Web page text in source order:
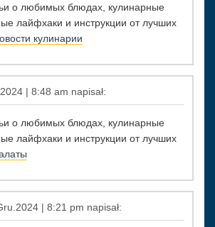
о любимых блюдах, кулинарные
лайфхаки и инструкции от лучших
кулинарии
| 8:48 am napisał:
о любимых блюдах, кулинарные
лайфхаки и инструкции от лучших
| 8:21 pm napisał: